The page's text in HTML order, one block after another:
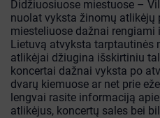
Didžiuosiuose miestuose –
nuolat vyksta žinomų atlikėjų
miesteliuose dažnai
Lietuvą atvyksta tarptautinės
atlikėjai džiugina išskirtiniu
koncertai dažnai vyksta po
dvarų kiemuose ar net prie
lengvai rasite informaciją
atlikėjus, koncertų sales bei